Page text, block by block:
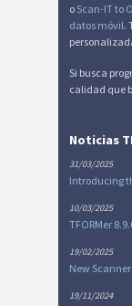
o Scan-IT to
datos móvil.
Si busca
calidad que
Noticias
31/03/2025
Introducing
10/03/2025
TFORMer
19/02/2025
New
19/11/2024